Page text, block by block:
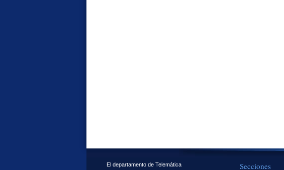
El departamento de Telemática
Secciones